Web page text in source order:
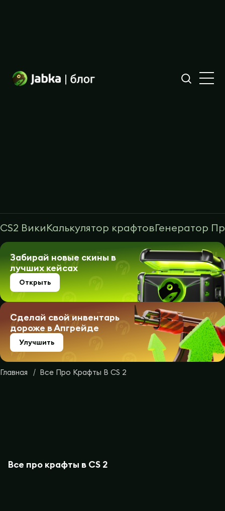
CS2 ВикиКалькулятор крафтовГенератор
Забирай новые скины в
лучших кейсах
Открыть
Сделай свой инвентарь
дороже в Апгрейде
Улучшить
Главная Все Про Крафты В CS 2
Все про крафты в CS 2